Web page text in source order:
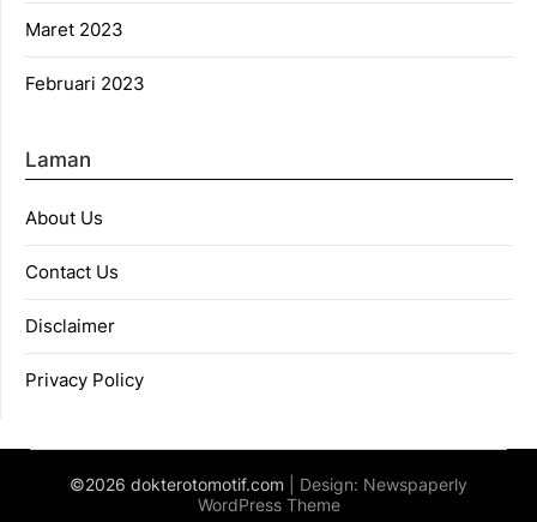
Maret 2023
Februari 2023
Laman
About Us
Contact Us
Disclaimer
Privacy Policy
©2026 dokterotomotif.com | Design: Newspaperly
WordPress Theme